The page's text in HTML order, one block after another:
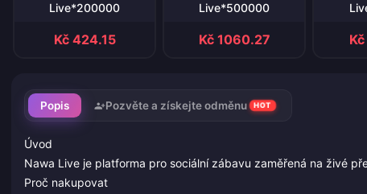
Live*200000
Kč 424.15
Live*500000
Kč 1060.27
Popis Pozvěte a získejte odměnu HOT
Úvod
Nawa Live je platforma pro sociální zábavu zaměřená na živé
Proč nakupovat